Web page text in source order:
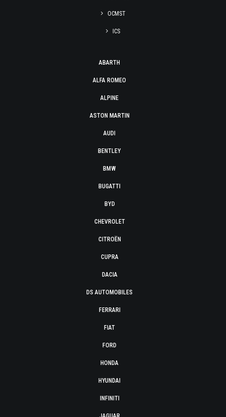
OCMST
ICS
ABARTH
ALFA ROMEO
ALPINE
ASTON MARTIN
AUDI
BENTLEY
BMW
BUGATTI
BYD
CHEVROLET
CITROËN
CUPRA
DACIA
DS AUTOMOBILES
FERRARI
FIAT
FORD
HONDA
HYUNDAI
INFINITI